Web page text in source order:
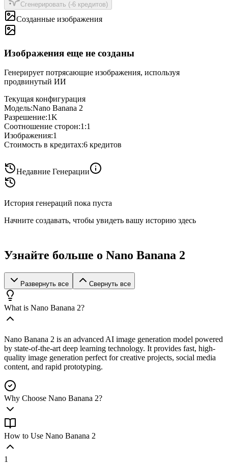
Сгенерировать (-6 кредитов)
Созданные изображения
Изображения еще не созданы
Генерирует потрясающие изображения, используя
продвинутый ИИ
Текущая конфигурация
Модель:Nano Banana 2
Разрешение:1K
Соотношение сторон:1:1
Изображения:1
Стоимость в кредитах:6 кредитов
Недавние Генерации
История генераций пока пуста
Начните создавать, чтобы увидеть вашу историю здесь
Узнайте больше о Nano Banana 2
Развернуть все Свернуть все
What is Nano Banana 2?
Nano Banana 2 is an advanced AI image generation model powered
by state-of-the-art deep learning technology. It provides fast, high-
quality image generation perfect for creative projects, social media
content, and rapid prototyping.
Why Choose Nano Banana 2?
How to Use Nano Banana 2
1